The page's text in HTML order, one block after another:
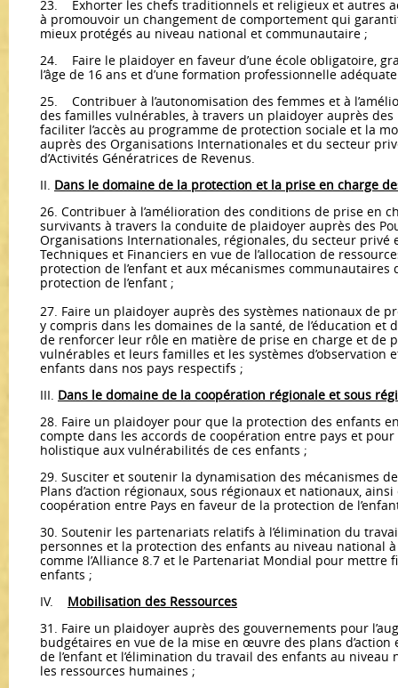
23. Exhorter les chefs traditionnels et religieux et autres
à promouvoir un changement de comportement qui
mieux protégés au niveau national et communautaire ;
24. Faire le plaidoyer en faveur d’une école obligatoire,
l’âge de 16 ans et d’une formation professionnelle
25. Contribuer à l’autonomisation des femmes et à
des familles vulnérables, à travers un plaidoyer auprès
faciliter l’accès au programme de protection sociale et la
auprès des Organisations Internationales et du secteur
d’Activités Génératrices de Revenus.
II. Dans le domaine de la protection et la prise en charge
26. Contribuer à l’amélioration des conditions de prise en
survivants à travers la conduite de plaidoyer auprès des
Organisations Internationales, régionales, du secteur privé
Techniques et Financiers en vue de l’allocation de
protection de l’enfant et aux mécanismes communautaires
protection de l’enfant ;
27. Faire un plaidoyer auprès des systèmes nationaux de
y compris dans les domaines de la santé, de l’éducation et
de renforcer leur rôle en matière de prise en charge et de
vulnérables et leurs familles et les systèmes d’observation
enfants dans nos pays respectifs ;
III. Dans le domaine de la coopération régionale et sous
28. Faire un plaidoyer pour que la protection des enfants
compte dans les accords de coopération entre pays et
holistique aux vulnérabilités de ces enfants ;
29. Susciter et soutenir la dynamisation des mécanismes
Plans d’action régionaux, sous régionaux et nationaux,
coopération entre Pays en faveur de la protection de
30. Soutenir les partenariats relatifs à l’élimination du
personnes et la protection des enfants au niveau national
comme l’Alliance 8.7 et le Partenariat Mondial pour mettre
enfants ;
IV. Mobilisation des Ressources
31. Faire un plaidoyer auprès des gouvernements pour
budgétaires en vue de la mise en œuvre des plans
de l’enfant et l’élimination du travail des enfants au
les ressources humaines ;